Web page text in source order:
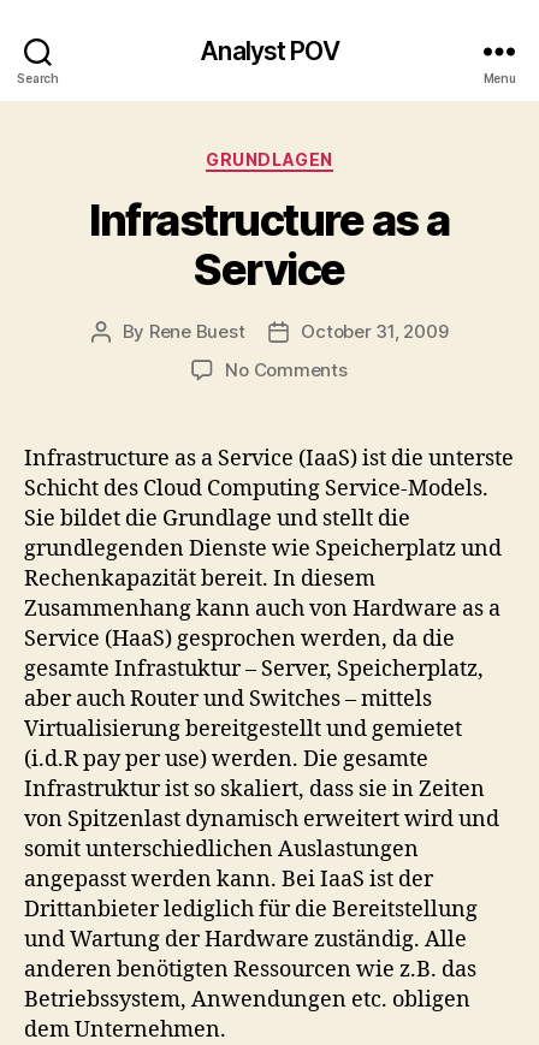
Search
Analyst POV
Menu
Categories
GRUNDLAGEN
Infrastructure as a
Service
Post
By Rene Buest
PostOctober 31, 2009
No Commentson
a
Service
Infrastructure as a Service (IaaS) ist die unterste
Schicht des Cloud Computing Service-Models.
Sie bildet die Grundlage und stellt die
grundlegenden Dienste wie Speicherplatz und
Rechenkapazität bereit. In diesem
Zusammenhang kann auch von Hardware as a
Service (HaaS) gesprochen werden, da die
gesamte Infrastuktur – Server, Speicherplatz,
aber auch Router und Switches – mittels
Virtualisierung bereitgestellt und gemietet
(i.d.R pay per use) werden. Die gesamte
Infrastruktur ist so skaliert, dass sie in Zeiten
von Spitzenlast dynamisch erweitert wird und
somit unterschiedlichen Auslastungen
angepasst werden kann. Bei IaaS ist der
Drittanbieter lediglich für die Bereitstellung
und Wartung der Hardware zuständig. Alle
anderen benötigten Ressourcen wie z.B. das
Betriebssystem, Anwendungen etc. obligen
dem Unternehmen.